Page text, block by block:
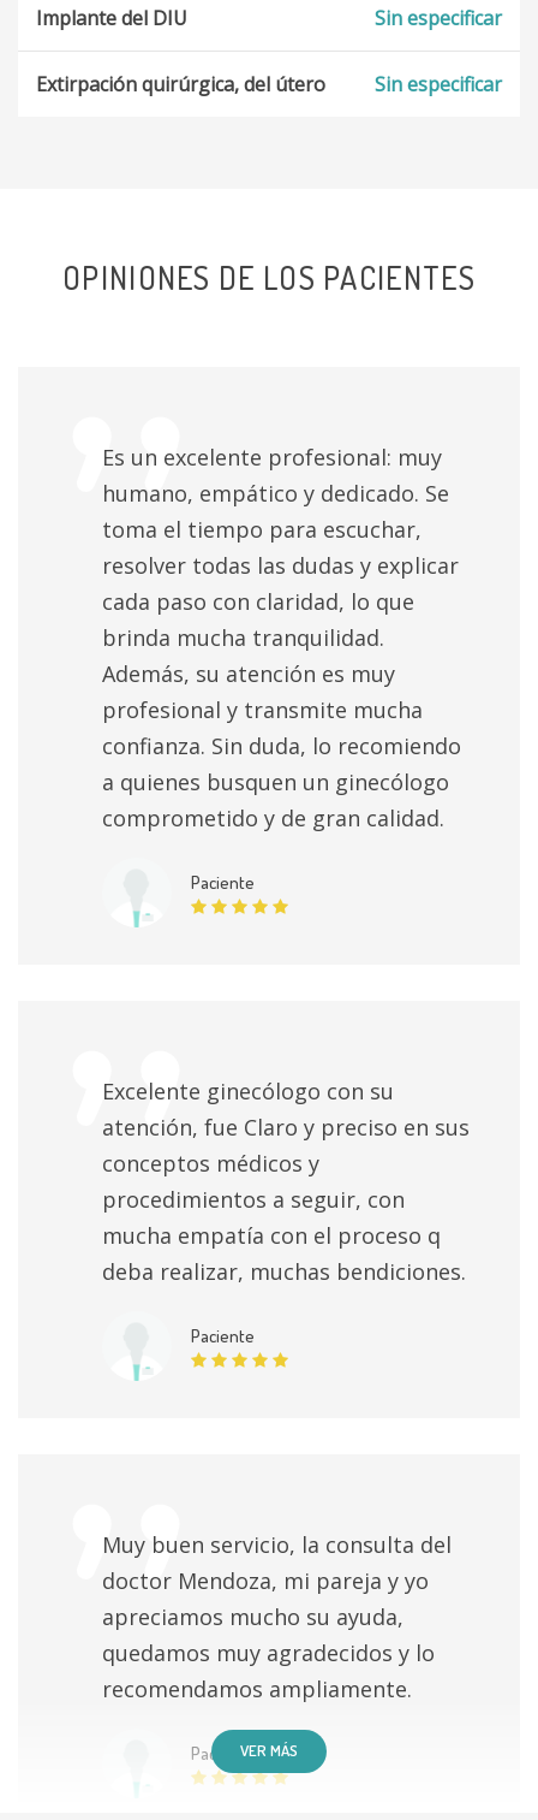
Implante del DIU Sin especificar
Extirpación quirúrgica, del útero Sin especificar
OPINIONES DE LOS PACIENTES
Es un excelente profesional: muy
humano, empático y dedicado. Se
toma el tiempo para escuchar,
resolver todas las dudas y explicar
cada paso con claridad, lo que
brinda mucha tranquilidad.
Además, su atención es muy
profesional y transmite mucha
confianza. Sin duda, lo recomiendo
a quienes busquen un ginecólogo
comprometido y de gran calidad.
Paciente
Excelente ginecólogo con su
atención, fue Claro y preciso en sus
conceptos médicos y
procedimientos a seguir, con
mucha empatía con el proceso q
deba realizar, muchas bendiciones.
Paciente
Muy buen servicio, la consulta del
doctor Mendoza, mi pareja y yo
apreciamos mucho su ayuda,
quedamos muy agradecidos y lo
recomendamos ampliamente.
PacienteVER MÁS